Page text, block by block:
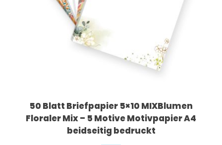
50 Blatt Briefpapier 5×10 MIXBlumen
Floraler Mix – 5 Motive Motivpapier A4
beidseitig bedruckt